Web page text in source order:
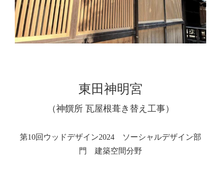
東田神明宮
（神饌所 瓦屋根葺き替え工事）
第10回ウッドデザイン2024 ソーシャルデザイン部
門 建築空間分野